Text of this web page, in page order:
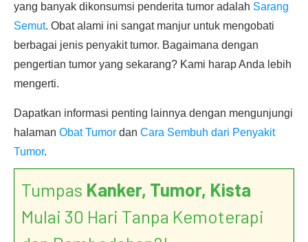
yang banyak dikonsumsi penderita tumor adalah Sarang
Semut. Obat alami ini sangat manjur untuk mengobati
berbagai jenis penyakit tumor. Bagaimana dengan
pengertian tumor yang sekarang? Kami harap Anda lebih
mengerti.
Dapatkan informasi penting lainnya dengan mengunjungi
halaman Obat Tumor dan Cara Sembuh dari Penyakit
Tumor.
Tumpas Kanker, Tumor, Kista
Mulai 30 Hari Tanpa Kemoterapi